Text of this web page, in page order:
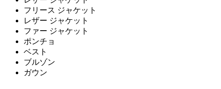
フリース ジャケット
レザー ジャケット
ファー ジャケット
ポンチョ
ベスト
ブルゾン
ガウン